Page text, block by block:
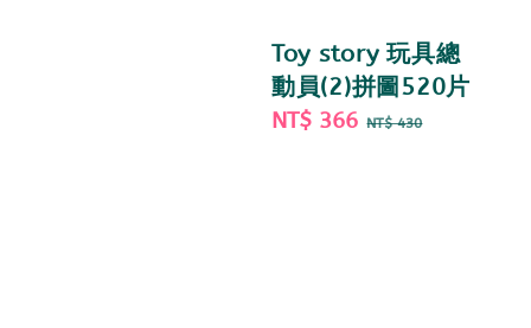
Toy story 玩具總
動員(2)拼圖520片
Sale
NT$ 366 Regular
NT$ 430